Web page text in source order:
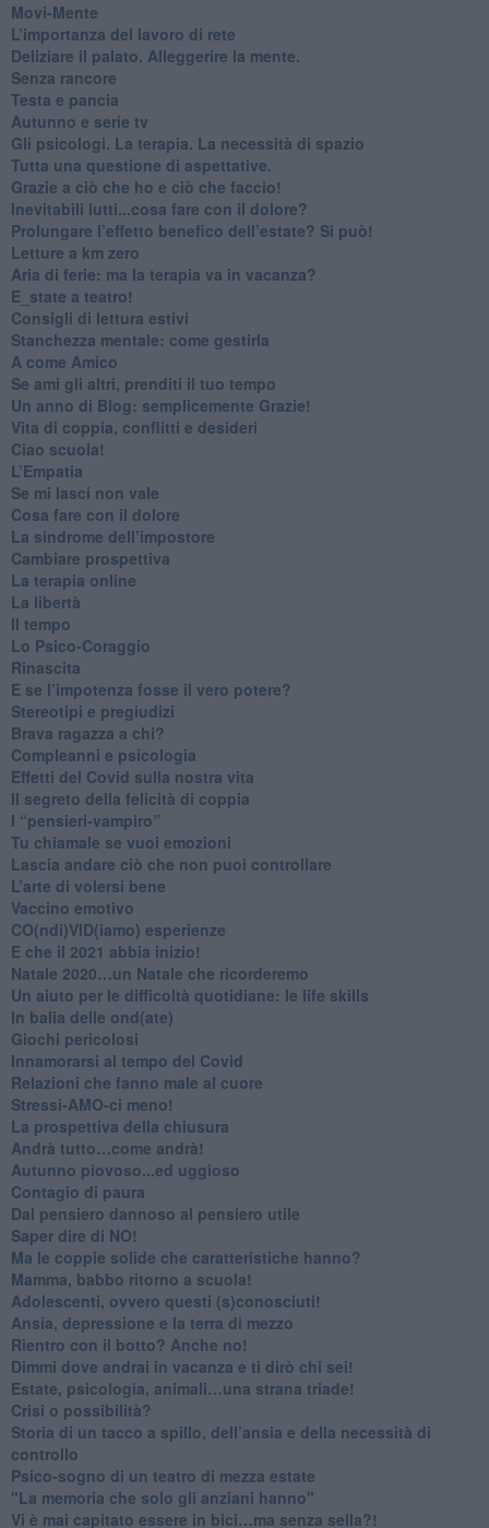
​Movi-Mente
​L’importanza del lavoro di rete
​Deliziare il palato. Alleggerire la mente.
​Senza rancore
​Testa e pancia
​Autunno e serie tv
​Gli psicologi. La terapia. La necessità di spazio
​Tutta una questione di aspettative.
​Grazie a ciò che ho e ciò che faccio!
​Inevitabili lutti...cosa fare con il dolore?
Prolungare l’effetto benefico dell’estate? Si può!
​Letture a km zero
​Aria di ferie: ma la terapia va in vacanza?
​E_state a teatro!
​Consigli di lettura estivi
​Stanchezza mentale: come gestirla
​A come Amico
​Se ami gli altri, prenditi il tuo tempo
​Un anno di Blog: semplicemente Grazie!
​Vita di coppia, conflitti e desideri
​Ciao scuola!
​L’Empatia
​Se mi lasci non vale
Cosa fare con il dolore
​La sindrome dell’impostore
​Cambiare prospettiva
La terapia online
La libertà
​Il tempo
​Lo Psico-Coraggio
Rinascita
​E se l’impotenza fosse il vero potere?
Stereotipi e pregiudizi
​Brava ragazza a chi?
​Compleanni e psicologia
Effetti del Covid sulla nostra vita
Il segreto della felicità di coppia
​I “pensieri-vampiro”
​Tu chiamale se vuoi emozioni
​Lascia andare ciò che non puoi controllare
L’arte di volersi bene
​Vaccino emotivo
CO(ndi)VID(iamo) esperienze
​E che il 2021 abbia inizio!
​Natale 2020…un Natale che ricorderemo
Un aiuto per le difficoltà quotidiane: le life skills
​In balia delle ond(ate)
Giochi pericolosi
Innamorarsi al tempo del Covid
​Relazioni che fanno male al cuore
​Stressi-AMO-ci meno!
​La prospettiva della chiusura
​Andrà tutto…come andrà!
Autunno piovoso...ed uggioso
​Contagio di paura
​Dal pensiero dannoso al pensiero utile
​Saper dire di NO!
​Ma le coppie solide che caratteristiche hanno?
​Mamma, babbo ritorno a scuola!
Adolescenti, ovvero questi (s)conosciuti!
Ansia, depressione e la terra di mezzo
​Rientro con il botto? Anche no!
Dimmi dove andrai in vacanza e ti dirò chi sei!
​Estate, psicologia, animali…una strana triade!
​Crisi o possibilità?
​Storia di un tacco a spillo, dell’ansia e della necessità di
controllo
​Psico-sogno di un teatro di mezza estate
"La memoria che solo gli anziani hanno"
​Vi è mai capitato essere in bici…ma senza sella?!